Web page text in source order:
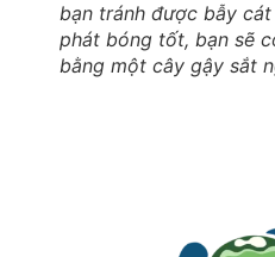
bạn tránh được bẫy
phát bóng tốt, bạn sẽ
bằng một cây gậy sắt